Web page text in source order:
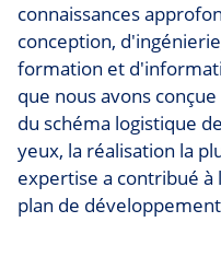
connaissances
conception,
formation et
que nous avons
du schéma logistique
yeux, la réalisation la
expertise a contribué à
plan de